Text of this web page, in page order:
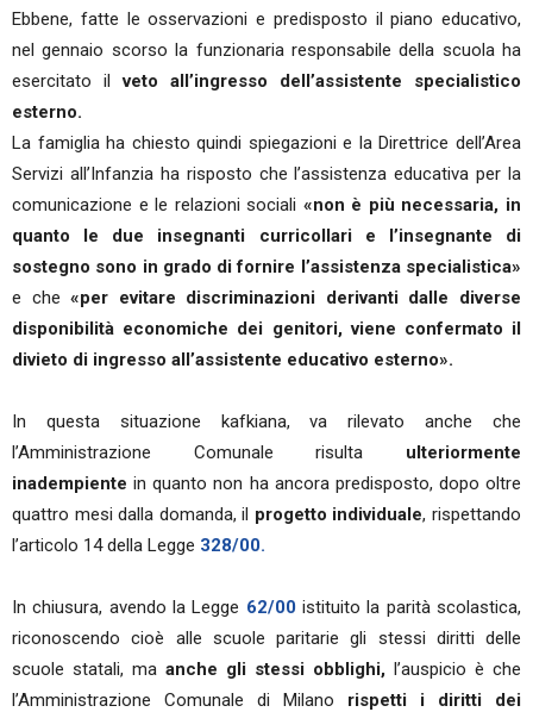
Ebbene, fatte le osservazioni e predisposto il piano educativo,
nel gennaio scorso la funzionaria responsabile della scuola ha
esercitato ilveto all’ingresso dell’assistente specialistico
esterno.
La famiglia ha chiesto quindi spiegazioni e la Direttrice dell’Area
Servizi all’Infanzia ha risposto che l’assistenza educativa per la
comunicazione e le relazioni sociali «non è più necessaria, in
quanto le due insegnanti curricollari e l’insegnante di
sostegno sono in grado di fornire l’assistenza specialistica»
e che«per evitare discriminazioni derivanti dalle diverse
disponibilità economiche dei genitori, viene confermato il
divieto di ingresso all’assistente educativo esterno».
In questa situazione kafkiana, va rilevato anche che
l’Amministrazione Comunale risulta ulteriormente
inadempientein quanto non ha ancora predisposto, dopo oltre
quattro mesi dalla domanda, il progetto individuale, rispettando
l’articolo 14 della Legge 328/00.
In chiusura, avendo la Legge 62/00istituito la parità scolastica,
riconoscendo cioè alle scuole paritarie gli stessi diritti delle
scuole statali, ma anche gli stessi obblighi, l’auspicio è che
l’Amministrazione Comunale di Milano rispetti i diritti dei